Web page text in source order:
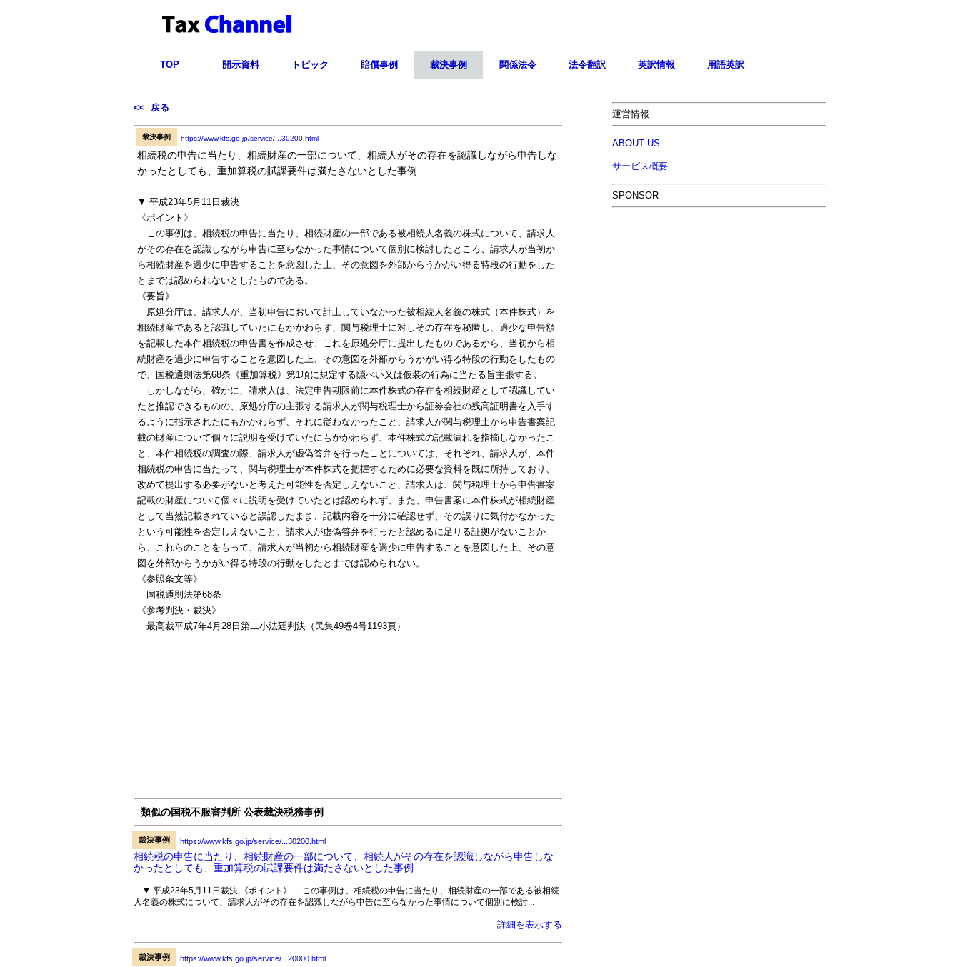
TOP 開示資料 トピック 賠償事例 裁決事例 関係法令 法令翻訳 英訳情報 用語英訳
<< 戻る
裁決事例 https://www.kfs.go.jp/service/...30200.html
相続税の申告に当たり、相続財産の一部について、相続人がその存在を認識しながら申告しな
かったとしても、重加算税の賦課要件は満たさないとした事例
▼ 平成23年5月11日裁決
《ポイント》
この事例は、相続税の申告に当たり、相続財産の一部である被相続人名義の株式について、請求人
がその存在を認識しながら申告に至らなかった事情について個別に検討したところ、請求人が当初か
ら相続財産を過少に申告することを意図した上、その意図を外部からうかがい得る特段の行動をした
とまでは認められないとしたものである。
《要旨》
原処分庁は、請求人が、当初申告において計上していなかった被相続人名義の株式（本件株式）を
相続財産であると認識していたにもかかわらず、関与税理士に対しその存在を秘匿し、過少な申告額
を記載した本件相続税の申告書を作成させ、これを原処分庁に提出したものであるから、当初から相
続財産を過少に申告することを意図した上、その意図を外部からうかがい得る特段の行動をしたもの
で、国税通則法第68条《重加算税》第1項に規定する隠ぺい又は仮装の行為に当たる旨主張する。
しかしながら、確かに、請求人は、法定申告期限前に本件株式の存在を相続財産として認識してい
たと推認できるものの、原処分庁の主張する請求人が関与税理士から証券会社の残高証明書を入手す
るように指示されたにもかかわらず、それに従わなかったこと、請求人が関与税理士から申告書案記
載の財産について個々に説明を受けていたにもかかわらず、本件株式の記載漏れを指摘しなかったこ
と、本件相続税の調査の際、請求人が虚偽答弁を行ったことについては、それぞれ、請求人が、本件
相続税の申告に当たって、関与税理士が本件株式を把握するために必要な資料を既に所持しており、
改めて提出する必要がないと考えた可能性を否定しえないこと、請求人は、関与税理士から申告書案
記載の財産について個々に説明を受けていたとは認められず、また、申告書案に本件株式が相続財産
として当然記載されていると誤認したまま、記載内容を十分に確認せず、その誤りに気付かなかった
という可能性を否定しえないこと、請求人が虚偽答弁を行ったと認めるに足りる証拠がないことか
ら、これらのことをもって、請求人が当初から相続財産を過少に申告することを意図した上、その意
図を外部からうかがい得る特段の行動をしたとまでは認められない。
《参照条文等》
国税通則法第68条
《参考判決・裁決》
最高裁平成7年4月28日第二小法廷判決（民集49巻4号1193頁）
類似の国税不服審判所 公表裁決税務事例
裁決事例 https://www.kfs.go.jp/service/...30200.html
相続税の申告に当たり、相続財産の一部について、相続人がその存在を認識しながら申告しな
かったとしても、重加算税の賦課要件は満たさないとした事例
... ▼ 平成23年5月11日裁決 《ポイント》 この事例は、相続税の申告に当たり、相続財産の一部である被相続
人名義の株式について、請求人がその存在を認識しながら申告に至らなかった事情について個別に検討...
詳細を表示する
裁決事例 https://www.kfs.go.jp/service/...20000.html
運営情報
ABOUT US
サービス概要
SPONSOR